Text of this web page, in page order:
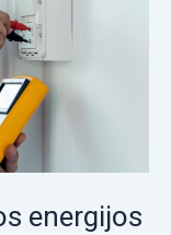
energijos